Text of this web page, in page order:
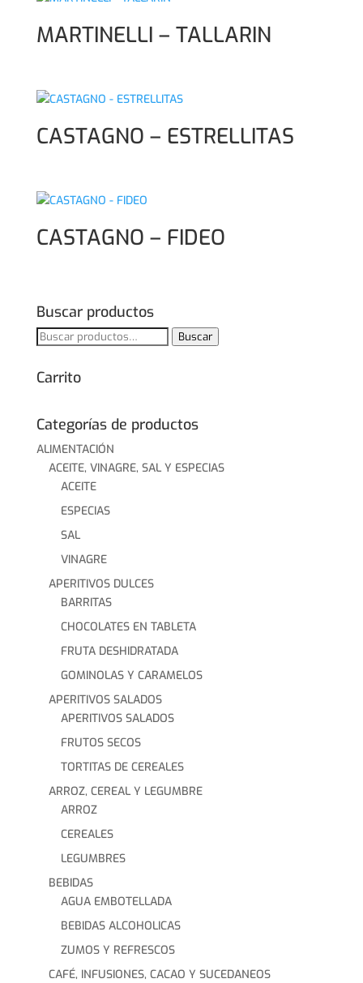
MARTINELLI – TALLARIN
CASTAGNO – ESTRELLITAS
CASTAGNO – FIDEO
Buscar productos
Buscar
Buscar
Carrito
Categorías de productos
ALIMENTACIÓN
ACEITE, VINAGRE, SAL Y ESPECIAS
ACEITE
ESPECIAS
SAL
VINAGRE
APERITIVOS DULCES
BARRITAS
CHOCOLATES EN TABLETA
FRUTA DESHIDRATADA
GOMINOLAS Y CARAMELOS
APERITIVOS SALADOS
APERITIVOS SALADOS
FRUTOS SECOS
TORTITAS DE CEREALES
ARROZ, CEREAL Y LEGUMBRE
ARROZ
CEREALES
LEGUMBRES
BEBIDAS
AGUA EMBOTELLADA
BEBIDAS ALCOHOLICAS
ZUMOS Y REFRESCOS
CAFÉ, INFUSIONES, CACAO Y SUCEDANEOS